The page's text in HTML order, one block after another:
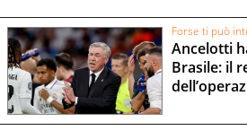
Forse ti può
Ancelotti
Brasile: il